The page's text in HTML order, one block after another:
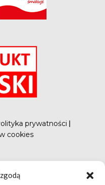
prywatności
cookies